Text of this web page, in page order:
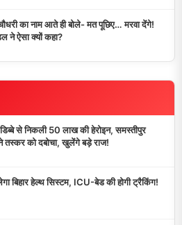
का नाम आते ही बोले- मत पूछिए… मरवा देंगे!
ने ऐसा क्यों कहा?
से निकली 50 लाख की हेरोइन, समस्तीपुर
तस्कर को दबोचा, खुलेंगे बड़े राज!
बिहार हेल्थ सिस्टम, ICU-बेड की होगी ट्रैकिंग!